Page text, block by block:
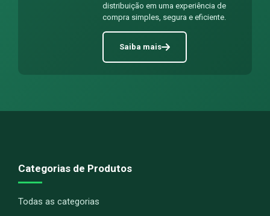
distribuição em uma experiência de
compra simples, segura e eficiente.
Saiba mais
Categorias de Produtos
Todas as categorias